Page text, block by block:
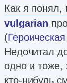
Как я понял,
vulgarian про
(
Недочитал
одно и тоже,
кто-нибудь